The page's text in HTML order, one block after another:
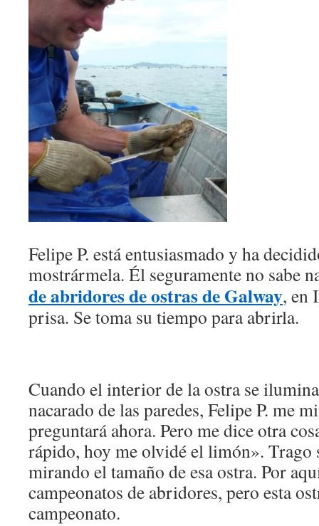
Felipe P. está entusiasmado y ha
mostrármela. Él seguramente no sabe
de abridores de ostras de Galway, en
prisa. Se toma su tiempo para abrirla.
Cuando el interior de la ostra se
nacarado de las paredes, Felipe P. me
preguntará ahora. Pero me dice otra
rápido, hoy me olvidé el limón». Trago
mirando el tamaño de esa ostra. Por
campeonatos de abridores, pero esta
campeonato.